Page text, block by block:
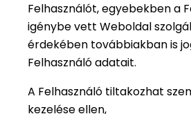
Felhasználót, egyebekben a
igénybe vett Weboldal
érdekében továbbiakban is
Felhasználó adatait.
A Felhasználó tiltakozhat
kezelése ellen,